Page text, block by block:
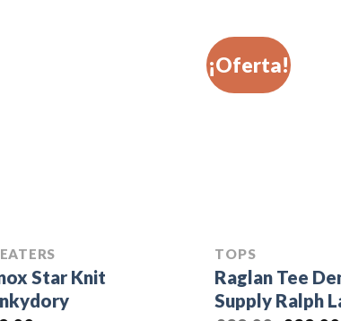
Star Knit
¡Oferta!
TOPS
Raglan Tee
Supply Ralph